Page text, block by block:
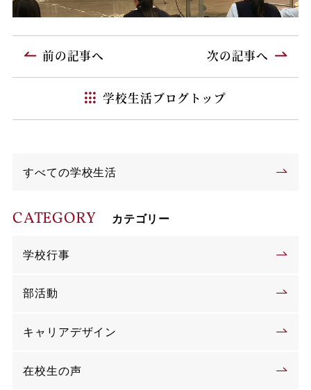
前の記事へ
学校生活ブログトップ
次の記事へ
すべての学校生活
CATEGORY カテゴリー
学校行事
部活動
キャリアデザイン
在校生の声